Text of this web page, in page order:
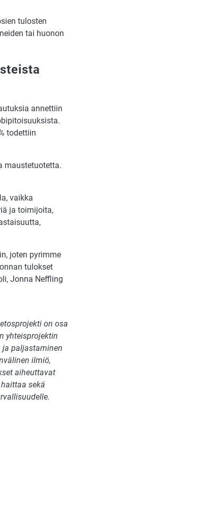
tulosten
tai huonon
annettiin
todettiin
maustetuotetta.
vaikka
ja toimijoita,
joten pyrimme
tulokset
Jonna Neffling
on osa
yhteisprojektin
ja paljastaminen
ilmiö,
aiheuttavat
sekä